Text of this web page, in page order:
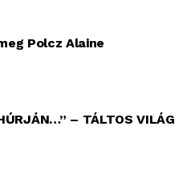
Polcz Alaine
– TÁLTOS VILÁG